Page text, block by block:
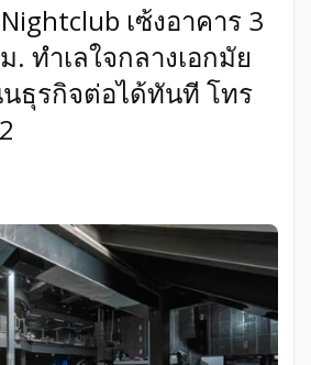
องการเดินทาง: มีที่จอดรถสะดวกสบาย
ถึงร้านได้ง่ายมาก ไม่ต้องวนหาที่จอด
คารสูง 4 ชั้น เต็มพื้นที่ • 3 ห้องน้ำ |
ดดเด่นสะดุดตา • พื้นที่ใช้สอยรวม 80 […]
เซ้งอาคาร 3
ทำเลใจกลางเอกมัย
ธุรกิจต่อได้ทันที โทร